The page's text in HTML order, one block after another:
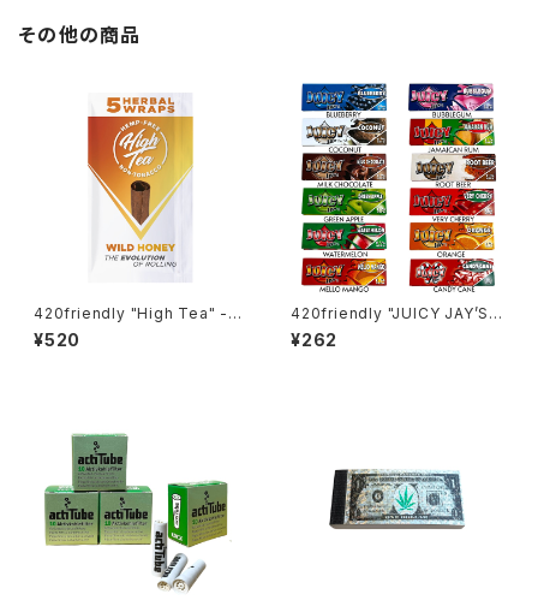
その他の商品
420friendly "High Tea" -Bl
unt Wraps / 自分で巻く 愛好
家 420friendlyおすすめ (ワイ
¥520
420friendly "JUICY JAY’S"
フレーバーペーパー（1¼サイズ
／ 32枚入り）
¥262